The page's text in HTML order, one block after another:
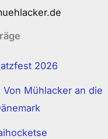
2026
Mühlacker an die